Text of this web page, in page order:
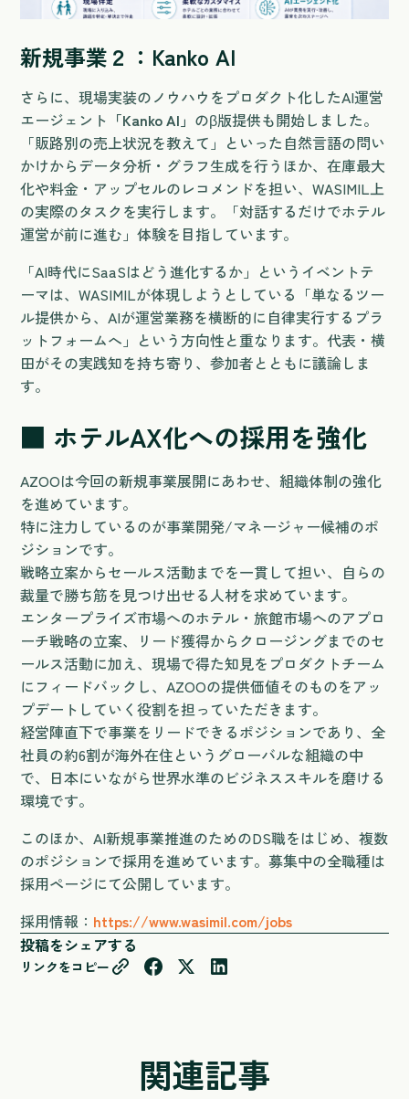
新規事業２：Kanko AI
さらに、現場実装のノウハウをプロダクト化したAI運営
エージェント 「Kanko AI」 のβ版提供も開始しました。
「販路別の売上状況を教えて」といった自然言語の問い
かけからデータ分析・グラフ生成を行うほか、在庫最大
化や料金・アップセルのレコメンドを担い、WASIMIL上
の実際のタスクを実行します。「対話するだけでホテル
運営が前に進む」体験を目指しています。
「AI時代にSaaSはどう進化するか」というイベントテ
ーマは、WASIMILが体現しようとしている「単なるツー
ル提供から、AIが運営業務を横断的に自律実行するプラ
ットフォームへ」という方向性と重なります。代表・横
田がその実践知を持ち寄り、参加者とともに議論しま
す。
■ ホテルAX化への採用を強化
AZOOは今回の新規事業展開にあわせ、組織体制の強化
を進めています。
特に注力しているのが事業開発/マネージャー候補のポ
ジションです。
戦略立案からセールス活動までを一貫して担い、自らの
裁量で勝ち筋を見つけ出せる人材を求めています。
エンタープライズ市場へのホテル・旅館市場へのアプロ
ーチ戦略の立案、リード獲得からクロージングまでのセ
ールス活動に加え、現場で得た知見をプロダクトチーム
にフィードバックし、AZOOの提供価値そのものをアッ
プデートしていく役割を担っていただきます。
経営陣直下で事業をリードできるポジションであり、全
社員の約6割が海外在住というグローバルな組織の中
で、日本にいながら世界水準のビジネススキルを磨ける
環境です。
このほか、AI新規事業推進のためのDS職をはじめ、複数
のポジションで採用を進めています。募集中の全職種は
採用ページにて公開しています。
採用情報： https://www.wasimil.com/jobs
投稿をシェアする
リンクをコピー
関連記事